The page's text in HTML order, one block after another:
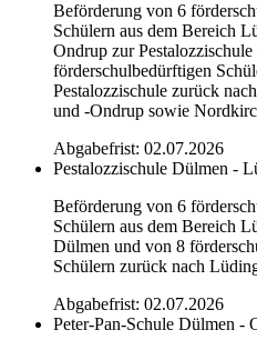
Beförderung von 6
Schülern aus dem Bereich
Ondrup zur
förderschulbedürftigen
Pestalozzischule zurück
und -Ondrup sowie
Abgabefrist: 02.07.2026
Pestalozzischule Dülmen -
Beförderung von 6
Schülern aus dem Bereich
Dülmen und von 8
Schülern zurück nach
Abgabefrist: 02.07.2026
Peter-Pan-Schule Dülmen -